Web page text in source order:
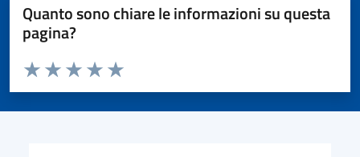
Quanto sono chiare le informazioni su questa
pagina?
Valuta da 1 a 5 stelle la pagina
Valuta 5 stelle su 5
Valuta 4 stelle su 5
Valuta 3 stelle su 5
Valuta 2 stelle su 5
Valuta 1 stelle su 5